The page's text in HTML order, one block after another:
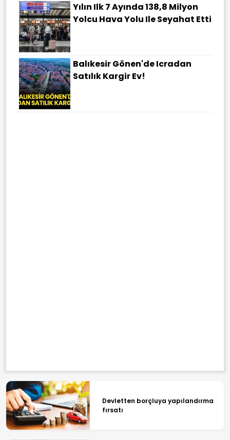
Yılın Ilk 7 Ayında 138,8 Milyon
Yolcu Hava Yolu Ile Seyahat Etti
Balıkesir Gönen'de Icradan
Satılık Kargir Ev!
Devletten borçluya yapılandırma
fırsatı